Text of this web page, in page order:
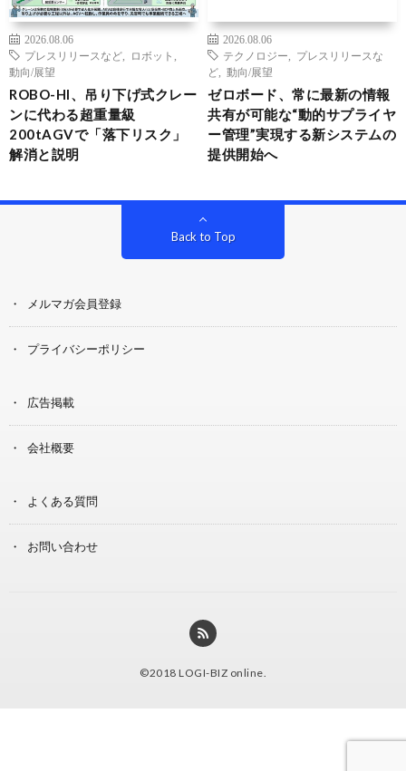
2026.08.06
プレスリリースなど
ロボット
動向/展望
ROBO-HI、吊り下げ式クレー
ンに代わる超重量級
200tAGVで「落下リスク」
解消と説明
2026.08.06
テクノロジー
プレスリリースな
ど
動向/展望
ゼロボード、常に最新の情報
共有が可能な“動的サプライヤ
ー管理”実現する新システムの
提供開始へ
Back to Top
メルマガ会員登録
プライバシーポリシー
広告掲載
会社概要
よくある質問
お問い合わせ
©2018 LOGI-BIZ online